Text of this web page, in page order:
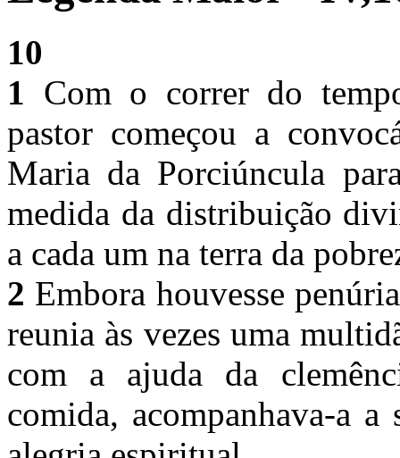
10
1 Com o correr do
pastor começou a
Maria da Porciúncula
medida da distribuição
a cada um na terra da
2 Embora houvesse
reunia às vezes uma
com a ajuda da
comida, acompanhava-a